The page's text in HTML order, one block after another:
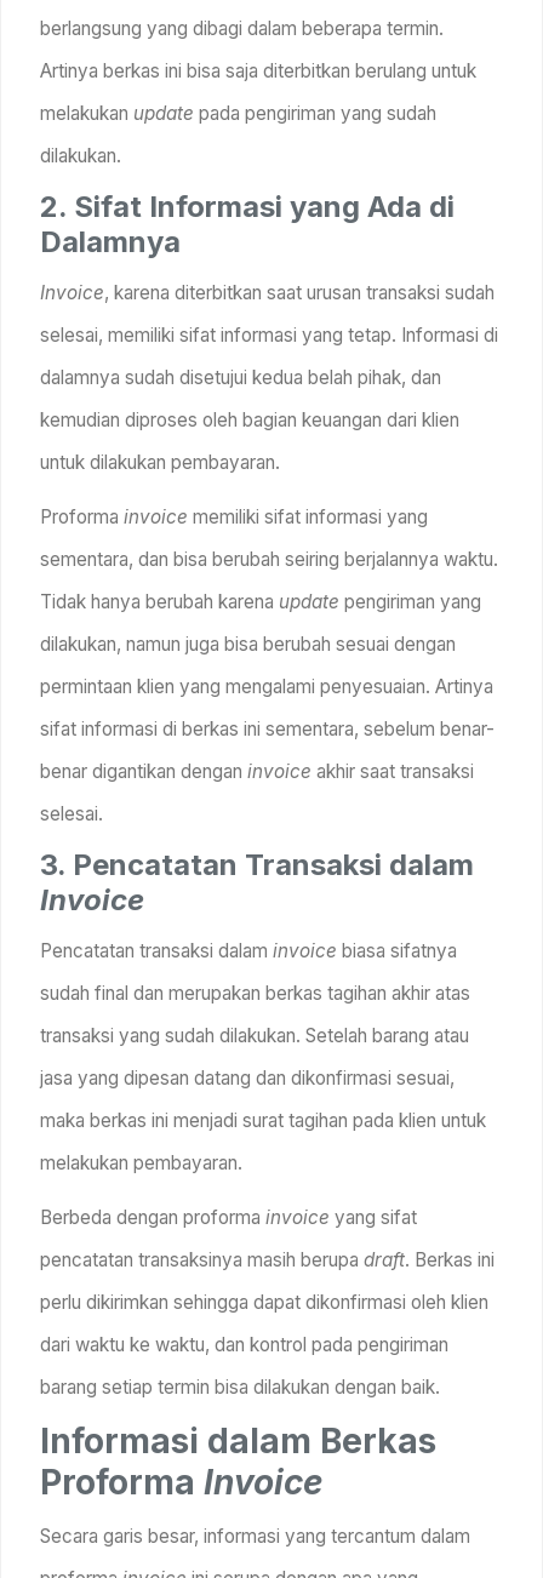
berlangsung yang dibagi dalam beberapa termin.
Artinya berkas ini bisa saja diterbitkan berulang untuk
melakukan update pada pengiriman yang sudah
dilakukan.
2. Sifat Informasi yang Ada di
Dalamnya
Invoice, karena diterbitkan saat urusan transaksi sudah
selesai, memiliki sifat informasi yang tetap. Informasi di
dalamnya sudah disetujui kedua belah pihak, dan
kemudian diproses oleh bagian keuangan dari klien
untuk dilakukan pembayaran.
Proforma invoice memiliki sifat informasi yang
sementara, dan bisa berubah seiring berjalannya waktu.
Tidak hanya berubah karena update pengiriman yang
dilakukan, namun juga bisa berubah sesuai dengan
permintaan klien yang mengalami penyesuaian. Artinya
sifat informasi di berkas ini sementara, sebelum benar-
benar digantikan dengan invoice akhir saat transaksi
selesai.
3. Pencatatan Transaksi dalam
Invoice
Pencatatan transaksi dalam invoice biasa sifatnya
sudah final dan merupakan berkas tagihan akhir atas
transaksi yang sudah dilakukan. Setelah barang atau
jasa yang dipesan datang dan dikonfirmasi sesuai,
maka berkas ini menjadi surat tagihan pada klien untuk
melakukan pembayaran.
Berbeda dengan proforma invoice yang sifat
pencatatan transaksinya masih berupa draft. Berkas ini
perlu dikirimkan sehingga dapat dikonfirmasi oleh klien
dari waktu ke waktu, dan kontrol pada pengiriman
barang setiap termin bisa dilakukan dengan baik.
Informasi dalam Berkas
Proforma Invoice
Secara garis besar, informasi yang tercantum dalam